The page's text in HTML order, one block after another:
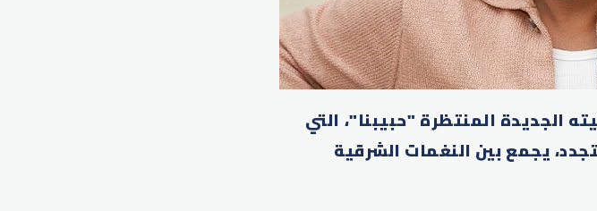
الجديدة المنتظرة "حبيبنا"، التي
يجمع بين النغمات الشرقية